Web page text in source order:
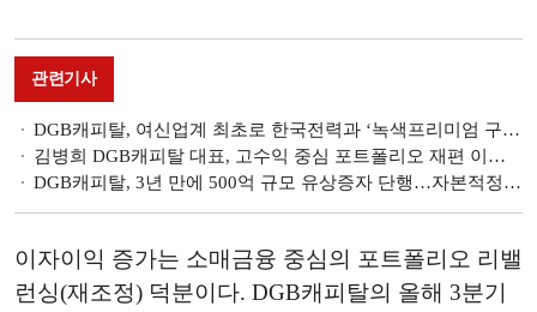
관련기사
DGB캐피탈, 여신업계 최초로 한국전력과 ‘녹색프리미엄 구입 계약’ 체결
김병희 DGB캐피탈 대표, 고수익 중심 포트폴리오 재편 이자이익 확대 [금융사 2023 상반기 실적]
DGB캐피탈, 3년 만에 500억 규모 유상증자 단행…자본적정성 제고 전망
이자이익 증가는 소매금융 중심의 포트폴리오 리밸
런싱(재조정) 덕분이다. DGB캐피탈의 올해 3분기